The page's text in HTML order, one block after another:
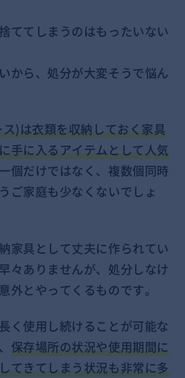
ててしまうのはもったいない
から、処分が大変そうで悩ん
)は衣類を収納しておく家具
手に入るアイテムとして人気
個だけではなく、複数個同時
ご家庭も少なくないでしょ
家具として丈夫に作られてい
々ありませんが、処分しなけ
外とやってくるものです。
く使用し続けることが可能な
保存場所の状況や使用期間に
てきてしまう状況も非常に多